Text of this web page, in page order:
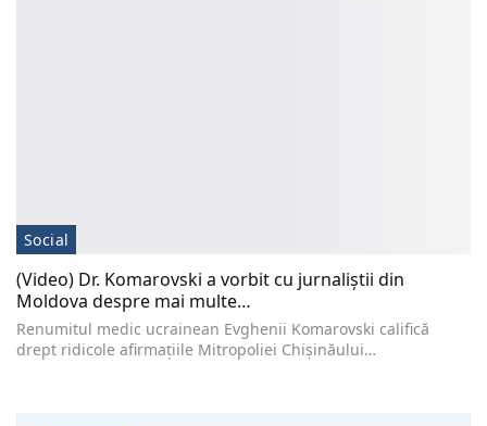
Social
(Video) Dr. Komarovski a vorbit cu jurnaliștii din
Moldova despre mai multe…
Renumitul medic ucrainean Evghenii Komarovski califică
drept ridicole afirmațiile Mitropoliei Chișinăului…